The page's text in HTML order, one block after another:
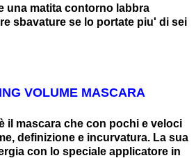
una matita contorno labbra
sbavature se lo portate piu' di sei
VOLUME MASCARA
il mascara che con pochi e veloci
definizione e incurvatura. La sua
con lo speciale applicatore in